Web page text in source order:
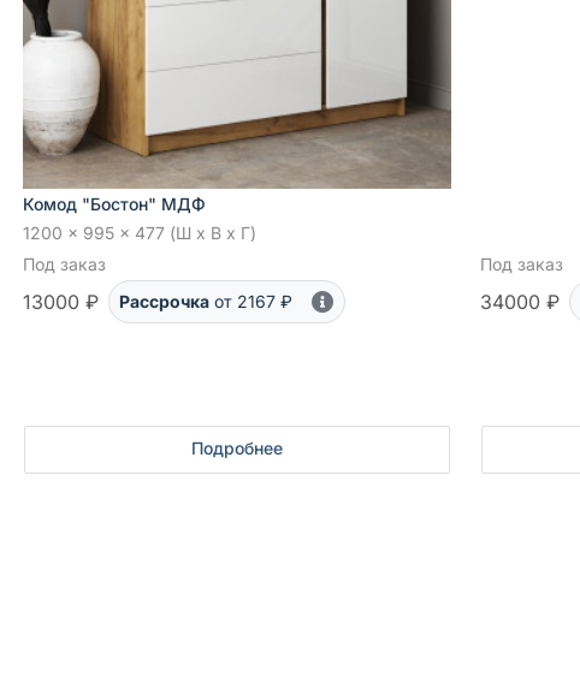
Комод "Бостон" МДФ
1200 x 995 x 477 (Ш x В x Г)
Под заказ
13000 ₽ Рассрочка от 2167 ₽
Подробнее
Под заказ
34000 ₽